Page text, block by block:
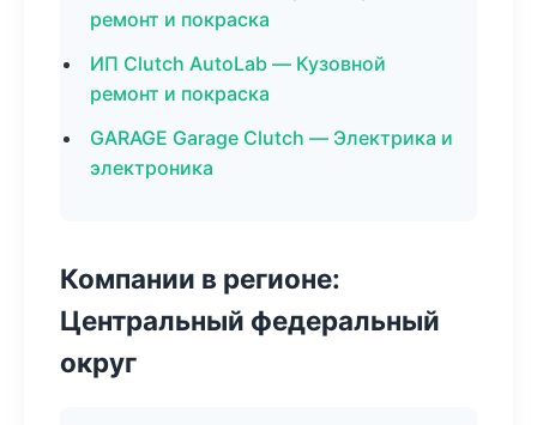
ремонт и покраска
ИП Clutch AutoLab — Кузовной
ремонт и покраска
GARAGE Garage Clutch — Электрика и
электроника
Компании в регионе:
Центральный федеральный
округ